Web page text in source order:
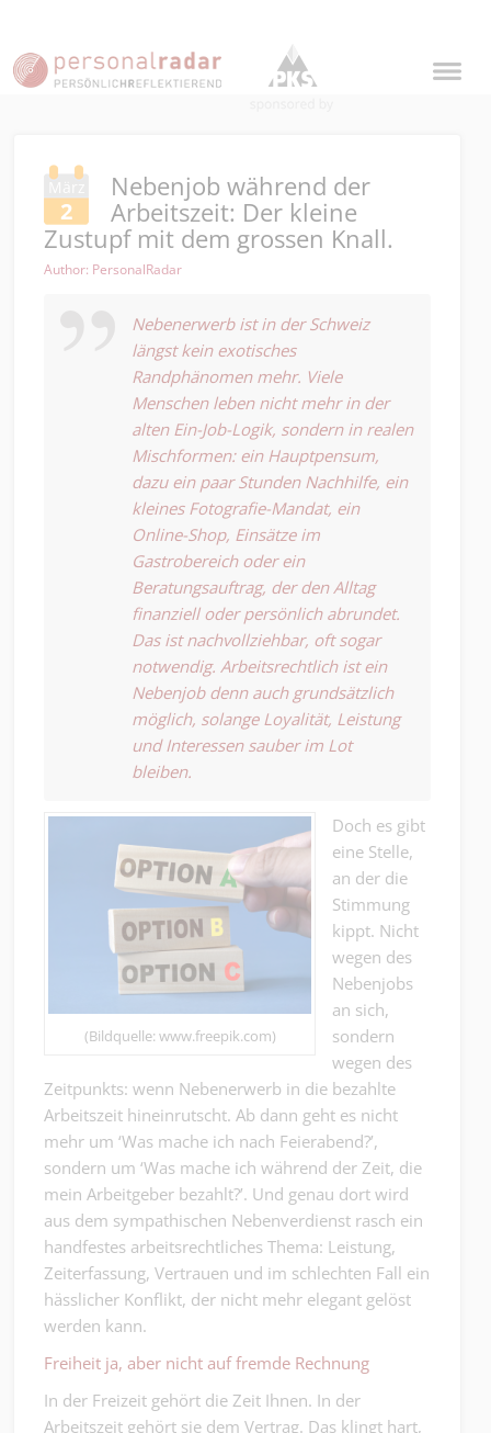
März
2
Nebenjob während der
Arbeitszeit: Der kleine
Zustupf mit dem grossen Knall.
Author: PersonalRadar
Nebenerwerb ist in der Schweiz
längst kein exotisches
Randphänomen mehr. Viele
Menschen leben nicht mehr in der
alten Ein-Job-Logik, sondern in realen
Mischformen: ein Hauptpensum,
dazu ein paar Stunden Nachhilfe, ein
kleines Fotografie-Mandat, ein
Online-Shop, Einsätze im
Gastrobereich oder ein
Beratungsauftrag, der den Alltag
finanziell oder persönlich abrundet.
Das ist nachvollziehbar, oft sogar
notwendig. Arbeitsrechtlich ist ein
Nebenjob denn auch grundsätzlich
möglich, solange Loyalität, Leistung
und Interessen sauber im Lot
bleiben.
(Bildquelle: www.freepik.com)
Doch es gibt
eine Stelle,
an der die
Stimmung
kippt. Nicht
wegen des
Nebenjobs
an sich,
sondern
wegen des
Zeitpunkts: wenn Nebenerwerb in die bezahlte
Arbeitszeit hineinrutscht. Ab dann geht es nicht
mehr um ‘Was mache ich nach Feierabend?’,
sondern um ‘Was mache ich während der Zeit, die
mein Arbeitgeber bezahlt?’. Und genau dort wird
aus dem sympathischen Nebenverdienst rasch ein
handfestes arbeitsrechtliches Thema: Leistung,
Zeiterfassung, Vertrauen und im schlechten Fall ein
hässlicher Konflikt, der nicht mehr elegant gelöst
werden kann.
Freiheit ja, aber nicht auf fremde Rechnung
In der Freizeit gehört die Zeit Ihnen. In der
Arbeitszeit gehört sie dem Vertrag. Das klingt hart,